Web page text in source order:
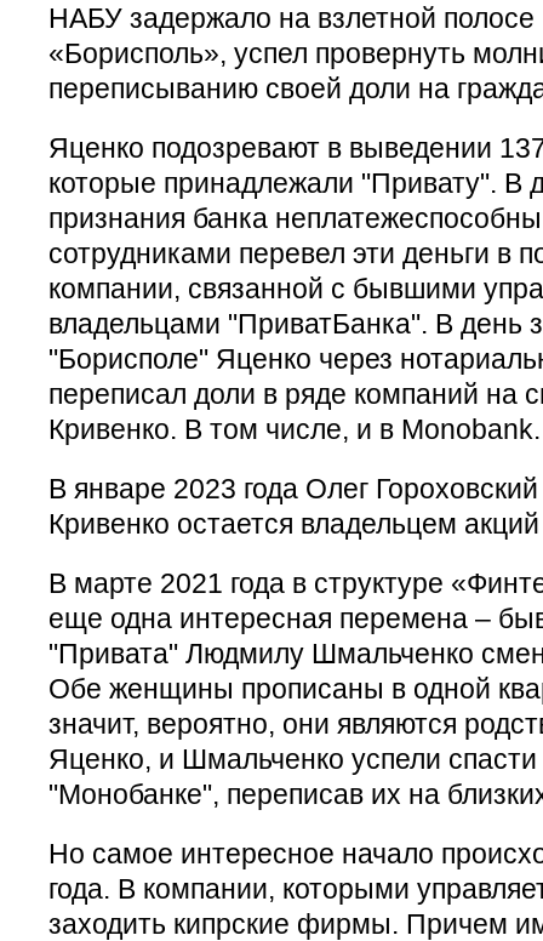
НАБУ задержало на взлетной полосе
«Борисполь», успел провернуть
переписыванию своей доли на
Яценко подозревают в выведении
которые принадлежали "Привату". В
признания банка
сотрудниками перевел эти деньги в
компании, связанной с бывшими
владельцами "ПриватБанка". В день
"Борисполе" Яценко через
переписал доли в ряде компаний на
Кривенко. В том числе, и в Monobank.
В январе 2023 года Олег
Кривенко остается владельцем
В марте 2021 года в структуре
еще одна интересная перемена –
"Привата" Людмилу Шмальченко
Обе женщины прописаны в одной
значит, вероятно, они являются
Яценко, и Шмальченко успели
"Монобанке", переписав их на
Но самое интересное начало
года. В компании, которыми
заходить кипрские фирмы. Причем